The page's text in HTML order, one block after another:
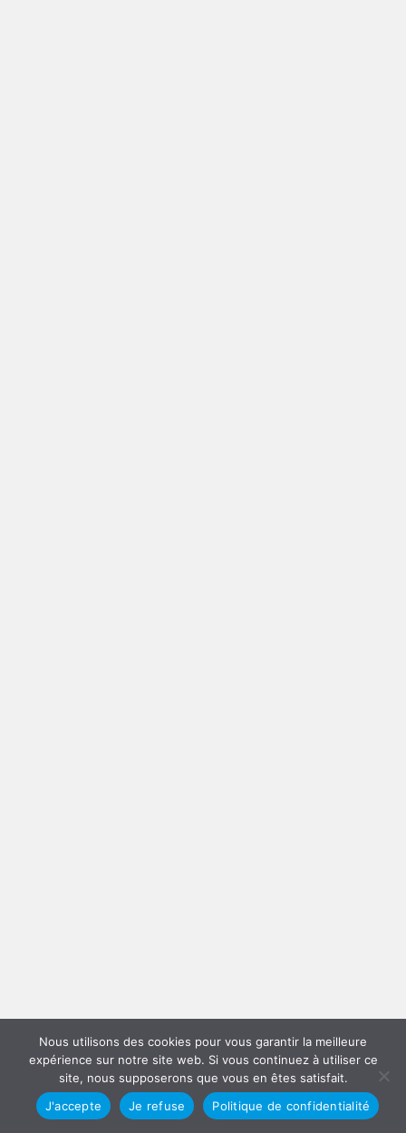
Nous utilisons des cookies pour vous garantir la meilleure
expérience sur notre site web. Si vous continuez à utiliser ce
site, nous supposerons que vous en êtes satisfait.
J'accepte
Je refuse Politique de confidentialité